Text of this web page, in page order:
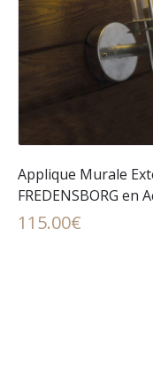
Applique Murale
FREDENSBORG en
115.00€